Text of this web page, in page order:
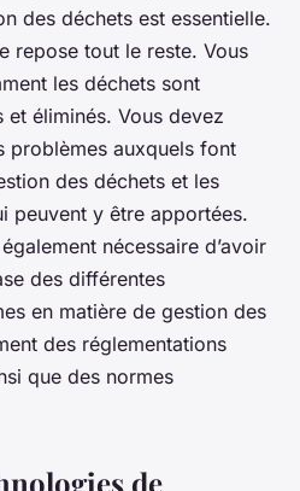
des déchets est essentielle.
repose tout le reste. Vous
les déchets sont
éliminés. Vous devez
problèmes auxquels font
des déchets et les
peuvent y être apportées.
nécessaire d’avoir
des différentes
en matière de gestion des
des réglementations
que des normes
de